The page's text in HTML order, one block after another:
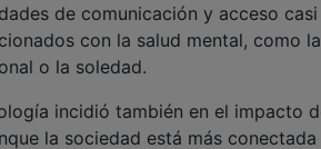
de comunicación y acceso
con la salud mental, como
o la soledad.
incidió también en el impacto
la sociedad está más